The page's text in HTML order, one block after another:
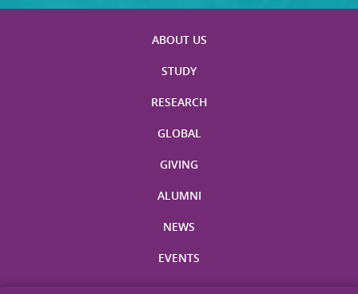
ABOUT US
STUDY
RESEARCH
GLOBAL
GIVING
ALUMNI
NEWS
EVENTS